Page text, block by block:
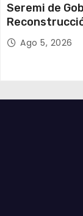
Seremi de
y el empleo
Ago 5, 2026